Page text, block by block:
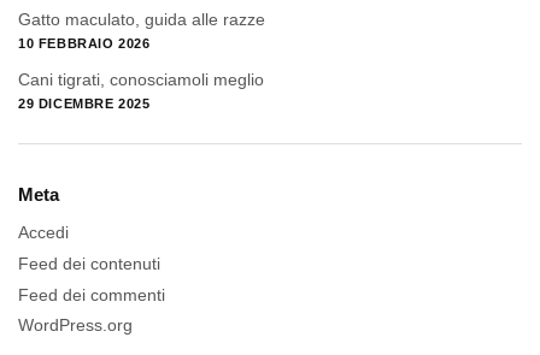
Gatto maculato, guida alle razze
10 FEBBRAIO 2026
Cani tigrati, conosciamoli meglio
29 DICEMBRE 2025
Meta
Accedi
Feed dei contenuti
Feed dei commenti
WordPress.org